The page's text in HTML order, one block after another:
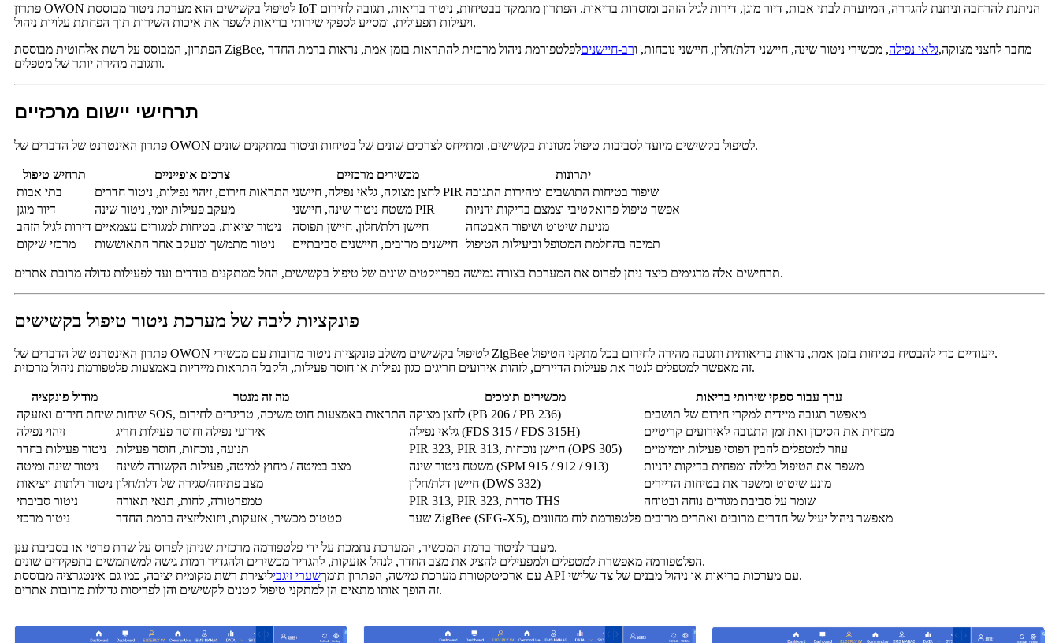
פתרון OWON לטיפול בקשישים הוא מערכת ניטור מבוססת IoT הניתנת להרחבה וניתנת להגדרה, המיועדת לבתי אבות, דיור מוגן, דירות לגיל הזהב ומוסדות בריאות. הפתרון מתמקד בבטיחות, ניטור בריאות, תגובה לחירום
ויעילות תפעולית, ומסייע לספקי שירותי בריאות לשפר את איכות השירות תוך הפחתת עלויות ניהול.
הפתרון, המבוסס על רשת אלחוטית מבוססת ZigBee, מחבר לחצני מצוקה,גלאי נפילה, מכשירי ניטור שינה, חיישני דלת/חלון, חיישני נוכחות, ורב-חיישניםלפלטפורמת ניהול מרכזית להתראות בזמן אמת, נראות ברמת החדר
ותגובה מהירה יותר של מטפלים.
תרחישי יישום מרכזיים
פתרון האינטרנט של הדברים של OWON לטיפול בקשישים מיועד לסביבות טיפול מגוונות בקשישים, ומתייחס לצרכים שונים של בטיחות וניטור במתקנים שונים.
תרחיש טיפול צרכים אופייניים מכשירים מרכזיים
יתרונות
בתי אבות
התראות חירום, זיהוי נפילות, ניטור חדרים לחצן מצוקה, גלאי נפילה, חיישני PIR שיפור בטיחות התושבים ומהירות התגובה
דיור מוגן
מעקב פעילות יומי, ניטור שינה משטח ניטור שינה, חיישני PIR
אפשר טיפול פרואקטיבי וצמצם בדיקות ידניות
דירות לגיל הזהב ניטור יציאות, בטיחות למגורים עצמאיים חיישן דלת/חלון, חיישן תפוסה
מניעת שיטוט ושיפור האבטחה
מרכזי שיקום
ניטור מתמשך ומעקב אחר התאוששות חיישנים מרובים, חיישנים סביבתיים תמיכה בהחלמת המטופל וביעילות הטיפול
תרחישים אלה מדגימים כיצד ניתן לפרוס את המערכת בצורה גמישה בפרויקטים שונים של טיפול בקשישים, החל ממתקנים בודדים ועד לפעילות גדולה מרובת אתרים.
פונקציות ליבה של מערכת ניטור טיפול בקשישים
פתרון האינטרנט של הדברים של OWON לטיפול בקשישים משלב פונקציות ניטור מרובות עם מכשירי ZigBee ייעודיים כדי להבטיח בטיחות בזמן אמת, נראות בריאותית ותגובה מהירה לחירום בכל מתקני הטיפול.
זה מאפשר למטפלים לנטר את פעילות הדיירים, לזהות אירועים חריגים כגון נפילות או חוסר פעילות, ולקבל התראות מיידיות באמצעות פלטפורמת ניהול מרכזית.
מודול פונקציה מה זה מנטר מכשירים תומכים
ערך עבור ספקי שירותי בריאות
שיחת חירום ואזעקה
שיחות SOS, התראות באמצעות חוט משיכה, טריגרים לחירום לחצן מצוקה (PB 206 / PB 236)
מאפשר תגובה מיידית למקרי חירום של תושבים
זיהוי נפילה
אירועי נפילה וחוסר פעילות חריג גלאי נפילה (FDS 315 / FDS 315H)
מפחית את הסיכון ואת זמן התגובה לאירועים קריטיים
ניטור פעילות בחדר
תנועה, נוכחות, חוסר פעילות PIR 323, PIR 313, חיישן נוכחות (OPS 305)
עוזר למטפלים להבין דפוסי פעילות יומיומיים
ניטור שינה ומיטה
מצב במיטה / מחוץ למיטה, פעילות הקשורה לשינה משטח ניטור שינה (SPM 915 / 912 / 913)
משפר את הטיפול בלילה ומפחית בדיקות ידניות
ניטור דלתות ויציאות מצב פתיחה/סגירה של דלת/חלון חיישן דלת/חלון (DWS 332)
מונע שיטוט ומשפר את בטיחות הדיירים
ניטור סביבתי
טמפרטורה, לחות, תנאי תאורה PIR 313, PIR 323, סדרת THS
שומר על סביבת מגורים נוחה ובטוחה
ניטור מרכזי
סטטוס מכשיר, אזעקות, ויזואליזציה ברמת החדר שער ZigBee (SEG-X5), פלטפורמת לוח מחוונים מאפשר ניהול יעיל של חדרים מרובים ואתרים מרובים
מעבר לניטור ברמת המכשיר, המערכת נתמכת על ידי פלטפורמה מרכזית שניתן לפרוס על שרת פרטי או בסביבת ענן.
הפלטפורמה מאפשרת למטפלים ולמפעילים להציג את מצב החדר, לנהל אזעקות, להגדיר מכשירים ולהגדיר רמות גישה למשתמשים בתפקידים שונים.
עם ארכיטקטורת מערכת גמישה, הפתרון תומךשערי זיגבי
ליצירת רשת מקומית יציבה, כמו גם אינטגרציה מבוססת API עם מערכות בריאות או ניהול מבנים של צד שלישי.
זה הופך אותו מתאים הן למתקני טיפול קטנים לקשישים והן לפריסות גדולות מרובות אתרים.